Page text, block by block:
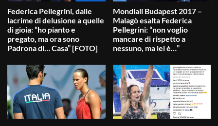
Federica Pellegrini, dalle
lacrime di delusione a quelle
di gioia: “ho pianto e
pregato, ma ora sono
Padrona di… Casa” [FOTO]
Mondiali Budapest 2017 –
Malagò esalta Federica
Pellegrini: “non voglio
mancare di rispetto a
nessuno, ma lei è…”